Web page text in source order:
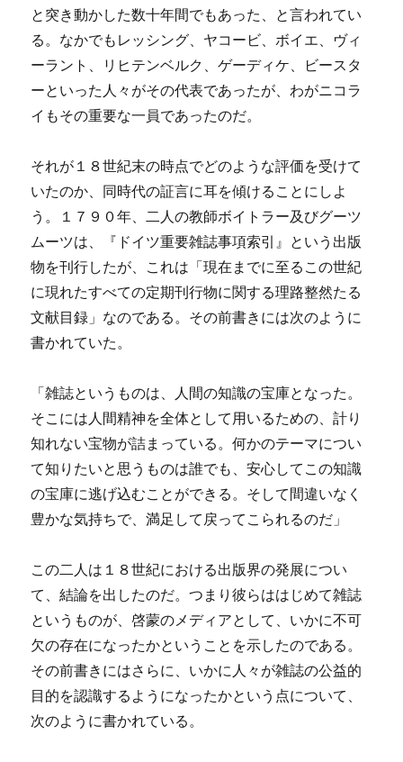
と突き動かした数十年間でもあった、と言われてい
る。なかでもレッシング、ヤコービ、ボイエ、ヴィ
ーラント、リヒテンベルク、ゲーディケ、ビースタ
ーといった人々がその代表であったが、わがニコラ
イもその重要な一員であったのだ。
それが１８世紀末の時点でどのような評価を受けて
いたのか、同時代の証言に耳を傾けることにしよ
う。１７９０年、二人の教師ボイトラー及びグーツ
ムーツは、『ドイツ重要雑誌事項索引』という出版
物を刊行したが、これは「現在までに至るこの世紀
に現れたすべての定期刊行物に関する理路整然たる
文献目録」なのである。その前書きには次のように
書かれていた。
「雑誌というものは、人間の知識の宝庫となった。
そこには人間精神を全体として用いるための、計り
知れない宝物が詰まっている。何かのテーマについ
て知りたいと思うものは誰でも、安心してこの知識
の宝庫に逃げ込むことができる。そして間違いなく
豊かな気持ちで、満足して戻ってこられるのだ」
この二人は１８世紀における出版界の発展につい
て、結論を出したのだ。つまり彼らははじめて雑誌
というものが、啓蒙のメディアとして、いかに不可
欠の存在になったかということを示したのである。
その前書きにはさらに、いかに人々が雑誌の公益的
目的を認識するようになったかという点について、
次のように書かれている。